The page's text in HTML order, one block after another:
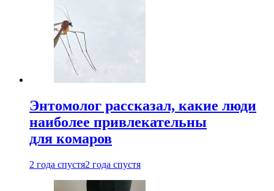
Энтомолог рассказал, какие люди
наиболее привлекательны
для комаров
2 года спустя2 года спустя